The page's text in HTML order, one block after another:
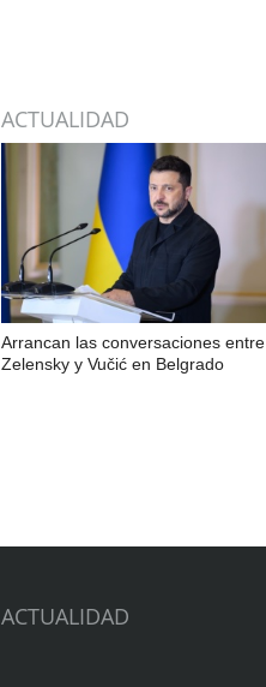
ACTUALIDAD
Arrancan las conversaciones entre
Zelensky y Vučić en Belgrado
ACTUALIDAD